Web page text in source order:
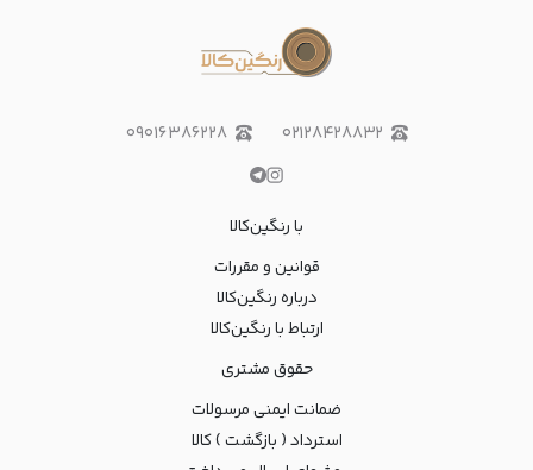
۰۲۱۲۸۴۲۸۸۳۲ ۰۹۰۱۶۳۸۶۲۲۸
با رنگین‌کالا
قوانین و مقررات
درباره رنگین‌کالا
ارتباط با رنگین‌کالا
حقوق مشتری
ضمانت ایمنی مرسولات
استرداد ( بازگشت ) کالا